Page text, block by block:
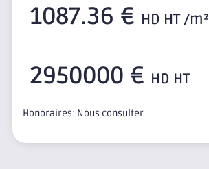
1087.36 € HD HT /m²
2950000 € HD HT
Honoraires: Nous consulter